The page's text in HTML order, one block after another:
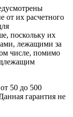
от их расчетного
поскольку их
лежащими за
числе, помимо
50 до 500
гарантия не